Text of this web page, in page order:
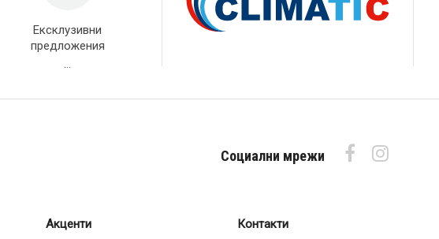
Ексклузивни
предложения
Социални мрежи
Акценти Контакти